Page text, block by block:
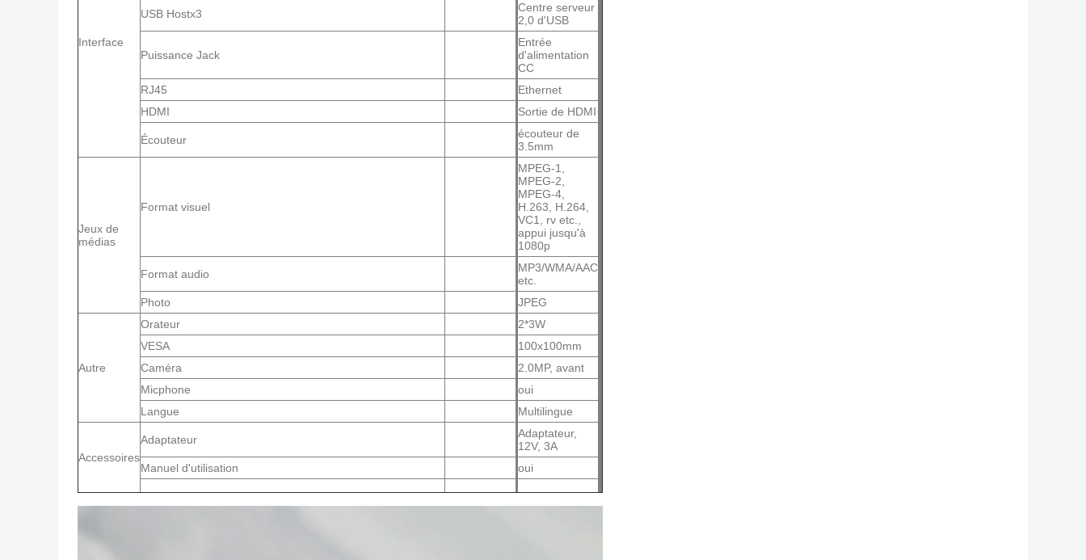
Interface
USB Hostx3
Centre serveur
2,0 d'USB
Puissance Jack
Entrée
d'alimentation
CC
RJ45
Ethernet
HDMI
Sortie de HDMI
Écouteur
écouteur de
3.5mm
Jeux de
médias
Format visuel
MPEG-1,
MPEG-2,
MPEG-4,
H.263, H.264,
VC1, rv etc.,
appui jusqu'à
1080p
Format audio
MP3/WMA/AAC
etc.
Photo
JPEG
Autre
Orateur
2*3W
VESA
100x100mm
Caméra
2.0MP, avant
Micphone
oui
Langue
Multilingue
Accessoires
Adaptateur
Adaptateur,
12V, 3A
Manuel d'utilisation
oui